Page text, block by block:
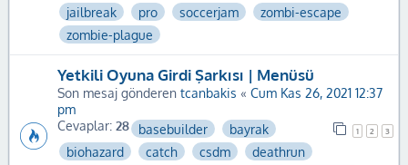
jailbreak
pro soccerjam
zombi-escape
zombie-plague
Yetkili Oyuna Girdi Şarkısı | Menüsü
Son mesaj gönderen tcanbakis « Cum Kas 26, 2021 12:37
pm
Cevaplar: 28 1 2 3
basebuilder
bayrak
biohazard
catch csdm
deathrun